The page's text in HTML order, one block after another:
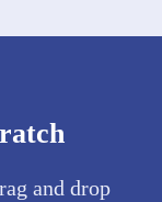
and drop